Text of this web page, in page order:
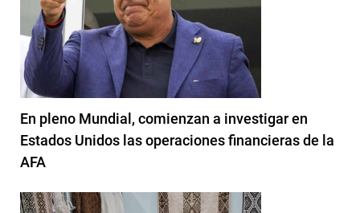
En pleno Mundial, comienzan a investigar en
Estados Unidos las operaciones financieras de la
AFA